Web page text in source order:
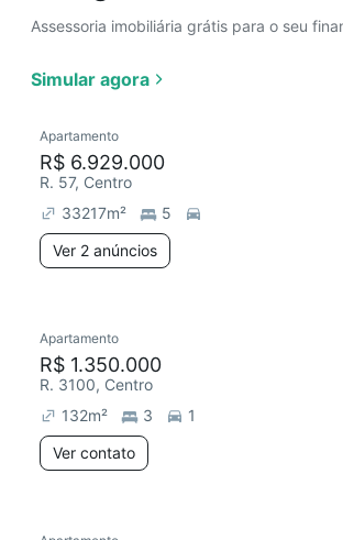
Assessoria imobiliária grátis para o seu
Simular agora
Apartamento
R$ 6.929.000
R. 57, Centro
33217m²
5
Ver 2 anúncios
Apartamento
R$ 1.350.000
R. 3100, Centro
132m² 3
1
Ver contato